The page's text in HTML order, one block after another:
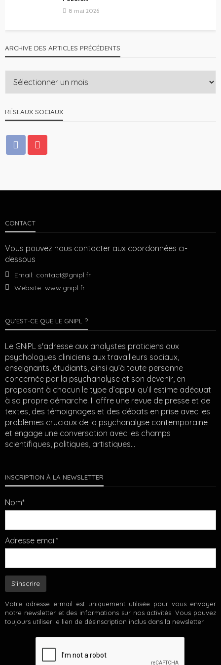
8 mai 2026
ARCHIVE DES ARTICLES PRÉCÉDENTS
RÉSEAUX SOCIAUX
CONTACT
Vous pouvez nous contacter aux coordonnées ci-
dessous
Email: contact@gnipl.fr
Website: www.gnipl.fr
QU’EST-CE QUE LE GNIPL ?
Le GNiPL s'adresse aux analystes praticiens aux
psychologues cliniciens aux travailleurs sociaux,
enseignants, étudiants, ainsi qu’à toute personne
concernée par la psychanalyse et son devenir, en
proposant à chacun le type d’appui qu’il estime adéquat
à sa propre démarche. Il offre une revue de presse et de
textes, des témoignages et des débats en prise avec les
problèmes cruciaux de la psychanalyse contemporaine
et engage une conversation avec les champs
scientifiques, politiques, artistiques…
INSCRIPTION À LA NEWSLETTER
Nom*
Adresse email*
Votre adresse e-mail est uniquement utilisée pour vous envoyer
notre newsletter et des informations sur nos activités. Vous pouvez
toujours utiliser le lien de désinscription inclus dans la newsletter.